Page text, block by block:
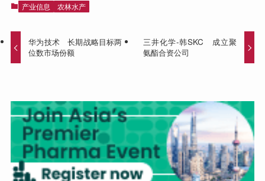
产业信息 农林水产
华为技术 长期战略目标两
位数市场份额
三井化学-韩SKC 成立聚
氨酯合资公司